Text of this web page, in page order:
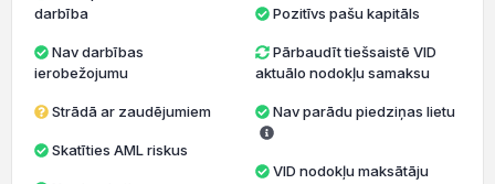
darbība
ierobežojumu
Strādā ar zaudējumiem
Skatīties AML riskus
Pozitīvs pašu kapitāls
Pārbaudīt tiešsaistē VID
aktuālo nodokļu samaksu
Nav parādu piedziņas lietu
VID nodokļu maksātāju